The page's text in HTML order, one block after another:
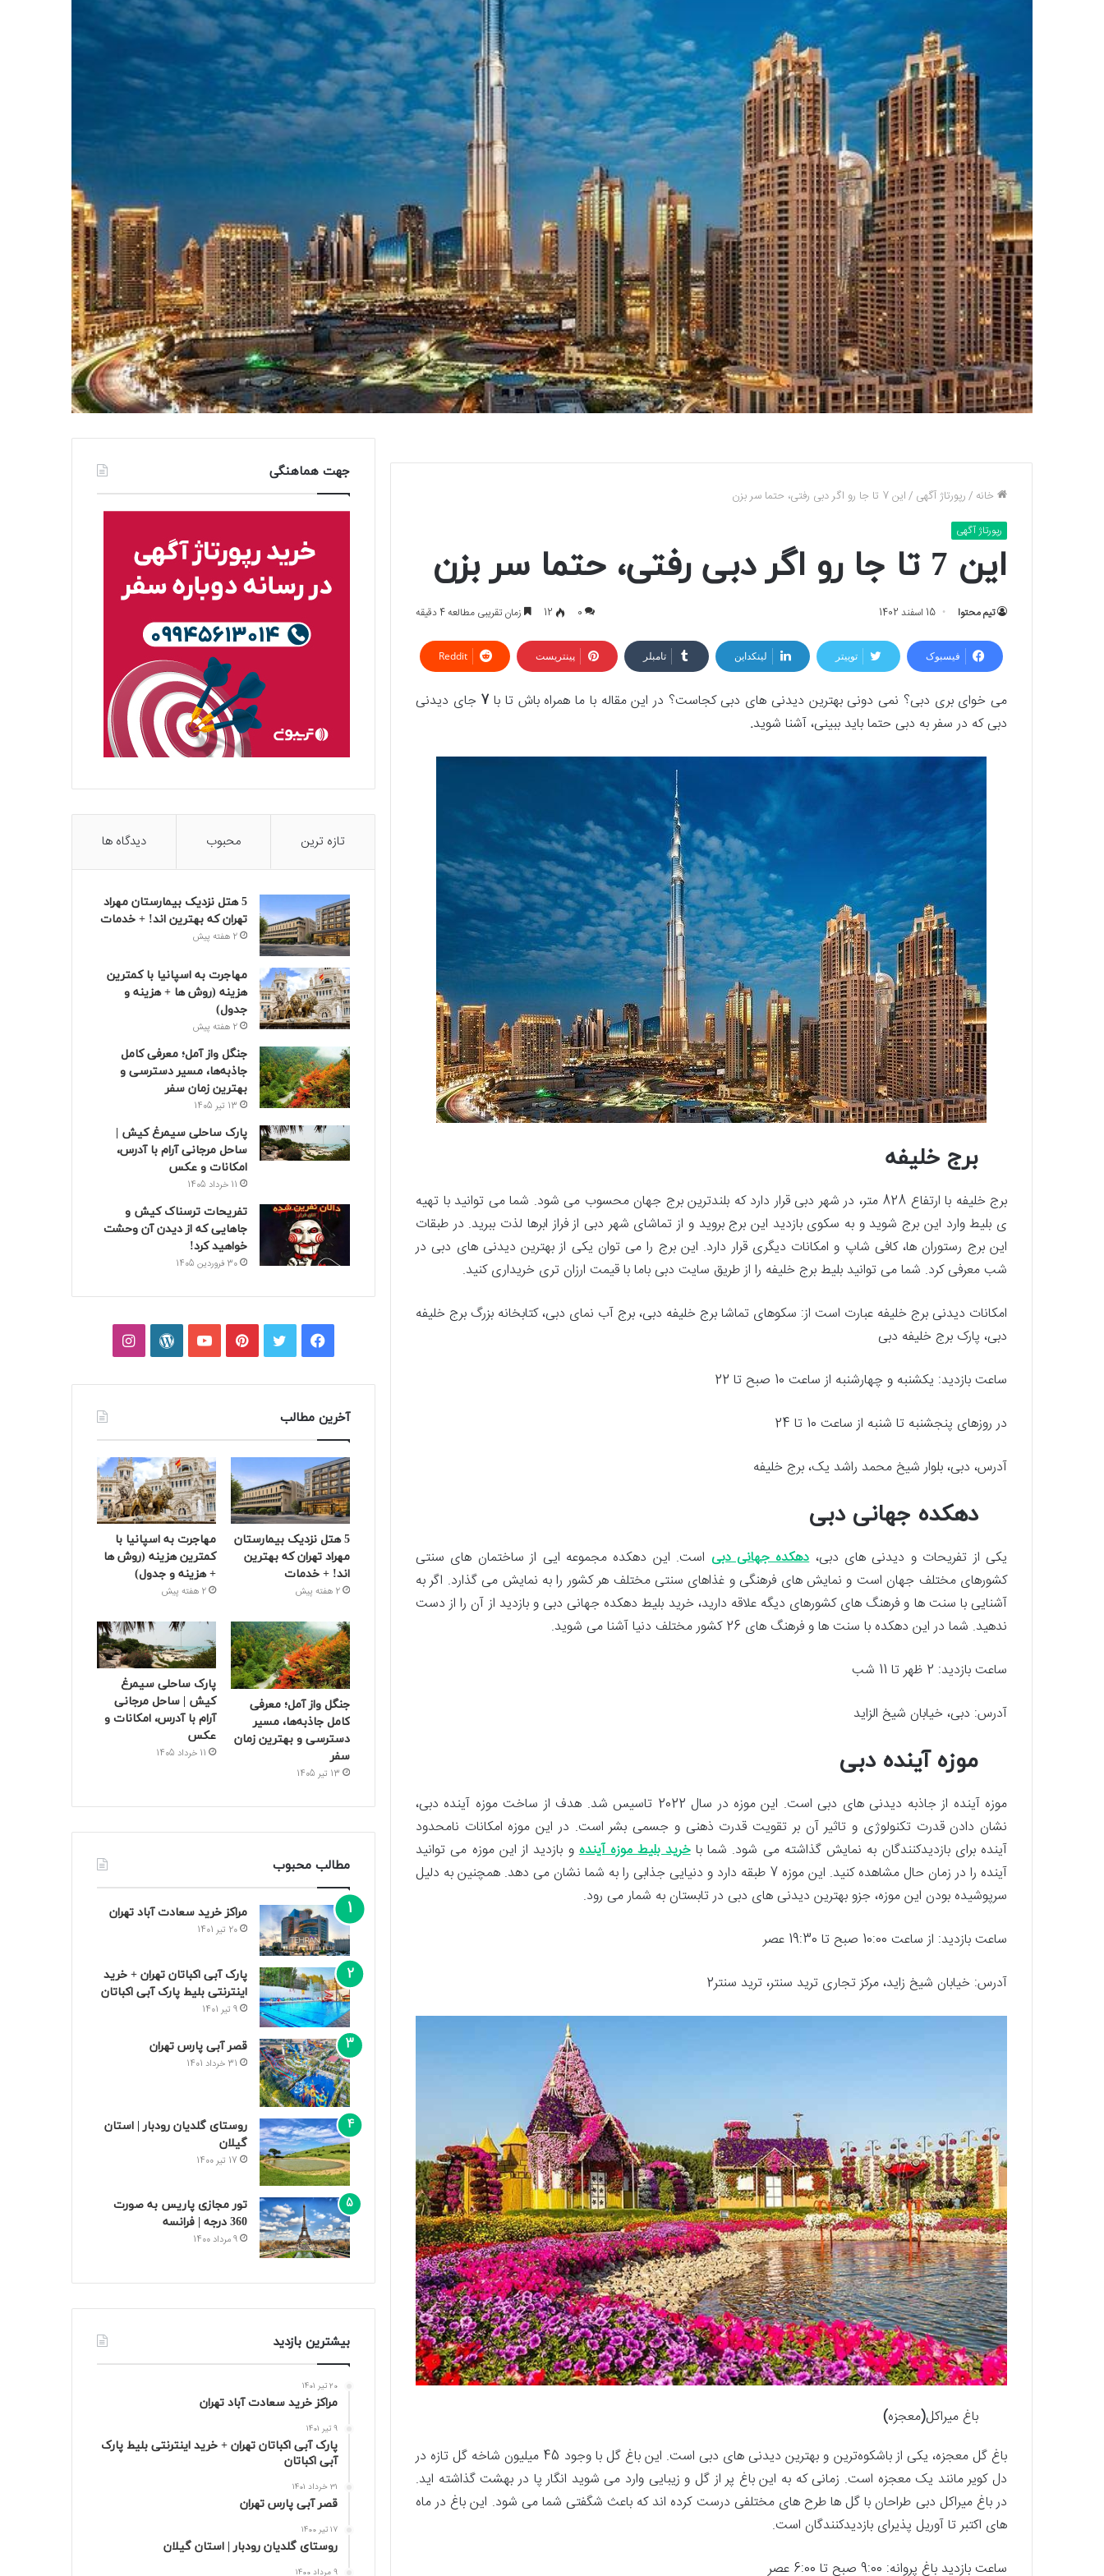
خانه /رپورتاژ آگهی /این 7 تا جا رو اگر دبی رفتی، حتما سر بزن
رپورتاژ آگهی
این 7 تا جا رو اگر دبی رفتی، حتما سر بزن
تیم محتوا 15 اسفند 1402 0
12 زمان تقریبی مطالعه 4 دقیقه
فیسبوک توییتر لینکداین تامبلر پینتریست Reddit
می خوای بری دبی؟ نمی دونی بهترین دیدنی های دبی کجاست؟ در این مقاله با ما همراه باش تا با 7 جای دیدنی
دبی که در سفر به دبی حتما باید ببینی، آشنا شوید.
برج خلیفه
برج خلیفه با ارتفاع 828 متر، در شهر دبی قرار دارد که بلندترین برج جهان محسوب می شود. شما می توانید با تهیه
ی بلیط وارد این برج شوید و به سکوی بازدید این برج بروید و از تماشای شهر دبی از فراز ابرها لذت ببرید. در طبقات
این برج رستوران ها، کافی شاپ و امکانات دیگری قرار دارد. این برج را می توان یکی از بهترین دیدنی های دبی در
شب معرفی کرد. شما می توانید بلیط برج خلیفه را از طریق سایت دبی باما با قیمت ارزان تری خریداری کنید.
امکانات دیدنی برج خلیفه عبارت است از: سکوهای تماشا برج خلیفه دبی، برج آب نمای دبی، کتابخانه بزرگ برج خلیفه
دبی، پارک برج خلیفه دبی
ساعت بازدید: یکشنبه و چهارشنبه از ساعت 10 صبح تا 22
در روزهای پنجشنبه تا شنبه از ساعت 10 تا 24
آدرس، دبی، بلوار شیخ محمد راشد یک، برج خلیفه
دهکده جهانی دبی
یکی از تفریحات و دیدنی های دبی،دهکده جهانی دبی است. این دهکده مجموعه ایی از ساختمان های سنتی
کشورهای مختلف جهان است و نمایش های فرهنگی و غذاهای سنتی مختلف هر کشور را به نمایش می گذارد. اگر به
آشنایی با سنت ها و فرهنگ های کشورهای دیگه علاقه دارید، خرید بلیط دهکده جهانی دبی و بازدید از آن را از دست
ندهید. شما در این دهکده با سنت ها و فرهنگ های 26 کشور مختلف دنیا آشنا می شوید.
ساعت بازدید: 2 ظهر تا 11 شب
آدرس: دبی، خیابان شیخ الزاید
موزه آینده دبی
موزه آینده از جاذبه دیدنی های دبی است. این موزه در سال 2022 تاسیس شد. هدف از ساخت موزه آینده دبی،
نشان دادن قدرت تکنولوژی و تاثیر آن بر تقویت قدرت ذهنی و جسمی بشر است. در این موزه امکانات نامحدود
آینده برای بازدیدکنندگان به نمایش گذاشته می شود. شما باخرید بلیط موزه آیندهو بازدید از این موزه می توانید
آینده را در زمان حال مشاهده کنید. این موزه 7 طبقه دارد و دنیایی جذابی را به شما نشان می دهد. همچنین به دلیل
سرپوشیده بودن این موزه، جزو بهترین دیدنی های دبی در تابستان به شمار می رود.
ساعت بازدید: از ساعت 10:00 صبح تا 19:30 عصر
آدرس: خیابان شیخ زاید، مرکز تجاری ترید سنتر، ترید سنتر2
باغ میراکل(معجزه)
باغ گل معجزه، یکی از باشکوه‌ترین و بهترین دیدنی های دبی است. این باغ گل با وجود 45 میلیون شاخه گل تازه در
دل کویر مانند یک معجزه است. زمانی که به این باغ پر از گل و زیبایی وارد می شوید انگار پا در بهشت گذاشته اید.
در باغ میراکل دبی طراحان با گل ها طرح های مختلفی درست کرده اند که باعث شگفتی شما می شود. این باغ در ماه
های اکتبر تا آوریل پذیرای بازدیدکنندگان است.
ساعت بازدید باغ پروانه: 9:00 صبح تا 6:00 عصر
جهت هماهنگی
تازه ترین محبوب دیدگاه ها
5 هتل نزدیک بیمارستان مهراد
تهران که بهترین‌ اند! + خدمات
2 هفته پیش
مهاجرت به اسپانیا با کمترین
هزینه (روش ها + هزینه و
جدول)
2 هفته پیش
جنگل واز آمل؛ معرفی کامل
جاذبه‌ها، مسیر دسترسی و
بهترین زمان سفر
13 تیر 1405
پارک ساحلی سیمرغ کیش |
ساحل مرجانی آرام با آدرس،
امکانات و عکس
11 خرداد 1405
تفریحات ترسناک کیش و
جاهایی که از دیدن آن وحشت
خواهید کرد!
30 فروردین 1405
فیسبوکتوییترپینتریستیوتیوبوردپرساینستاگرام
آخرین مطالب
5 هتل نزدیک بیمارستان
مهراد تهران که بهترین‌
اند! + خدمات
2 هفته پیش
مهاجرت به اسپانیا با
کمترین هزینه (روش ها
+ هزینه و جدول)
2 هفته پیش
جنگل واز آمل؛ معرفی
کامل جاذبه‌ها، مسیر
دسترسی و بهترین زمان
سفر
13 تیر 1405
پارک ساحلی سیمرغ
کیش | ساحل مرجانی
آرام با آدرس، امکانات و
عکس
11 خرداد 1405
مطالب محبوب
مراکز خرید سعادت‌ آباد تهران
20 تیر 1401
پارک آبی اکباتان تهران + خرید
اینترنتی بلیط پارک آبی اکباتان
9 تیر 1401
قصر آبی پارس تهران
31 خرداد 1401
روستای گلدیان رودبار | استان
گیلان
17 تیر 1400
تور مجازی پاریس به صورت
360 درجه | فرانسه
9 مرداد 1400
بیشترین بازدید
20 تیر 1401
مراکز خرید سعادت‌ آباد تهران
9 تیر 1401
پارک آبی اکباتان تهران + خرید اینترنتی بلیط پارک
آبی اکباتان
31 خرداد 1401
قصر آبی پارس تهران
17 تیر 1400
روستای گلدیان رودبار | استان گیلان
9 مرداد 1400